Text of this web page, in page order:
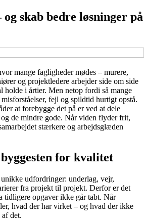
skab bedre løsninger på
mange fagligheder mødes – murere,
og projektledere arbejder side om side
holde i årtier. Men netop fordi så mange
fejl og spildtid hurtigt opstå.
at forebygge det på er ved at dele
de mindre gode. Når viden flyder frit,
stærkere og arbejdsglæden
for kvalitet
udfordringer: underlag, vejr,
fra projekt til projekt. Derfor er det
tidligere opgaver ikke går tabt. Når
hvad der har virket – og hvad der ikke
det.